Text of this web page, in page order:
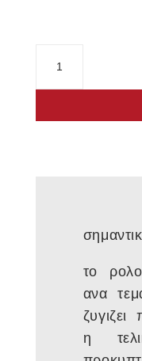
το ρολο
ανα
ζυγιζει
η